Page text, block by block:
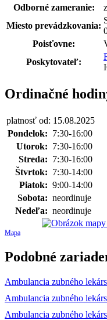
Odborné zameranie:
Miesto prevádzkovania:
Poisťovne:
Poskytovateľ:
Ordinačné
platnosť od: 15.08.2025
Pondelok: 7:30-16:00
Utorok: 7:30-16:00
Streda: 7:30-16:00
Štvrtok: 7:30-14:00
Piatok: 9:00-14:00
Sobota: neordinuje
Nedeľa: neordinuje
Mapa
Podobné
Ambulancia zubného
Ambulancia zubného
Ambulancia zubného